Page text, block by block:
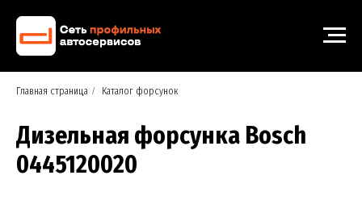
Главная страница / Каталог форсунок
Дизельная форсунка Bosch
0445120020